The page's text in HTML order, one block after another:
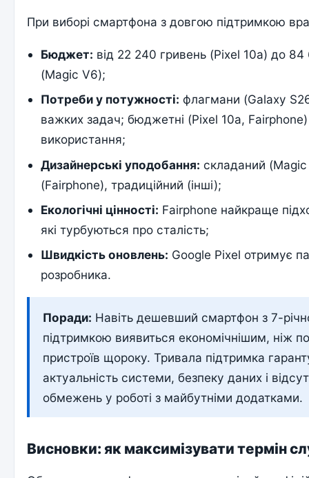
При виборі смартфона з довгою підтримкою
Бюджет: від 22 240 гривень (Pixel 10a) до
(Magic V6);
Потреби у потужності: флагмани (Galaxy
важких задач; бюджетні (Pixel 10a,
використання;
Дизайнерські уподобання: складаний
(Fairphone), традиційний (інші);
Екологічні цінності: Fairphone найкраще
які турбуються про сталість;
Швидкість оновлень: Google Pixel отримує
розробника.
Поради: Навіть дешевший смартфон з 7-
підтримкою виявиться економічнішим, ніж
пристроїв щороку. Тривала підтримка
актуальність системи, безпеку даних і
обмежень у роботі з майбутніми додатками.
Висновки: як максимізувати термін